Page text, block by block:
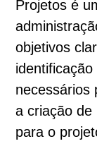
Projetos é
objetivos
necessários
a criação de
para o